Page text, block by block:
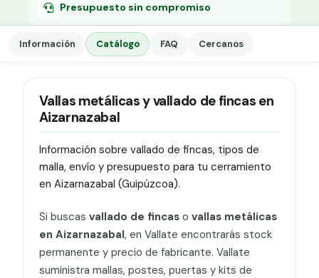
Presupuesto sin compromiso
Información Catálogo FAQ Cercanos
Vallas metálicas y vallado de fincas en
Aizarnazabal
Información sobre vallado de fincas, tipos de
malla, envío y presupuesto para tu cerramiento
en Aizarnazabal (Guipúzcoa).
Si buscas vallado de fincaso vallas metálicas
en Aizarnazabal, en Vallate encontrarás stock
permanente y precio de fabricante. Vallate
suministra mallas, postes, puertas y kits de